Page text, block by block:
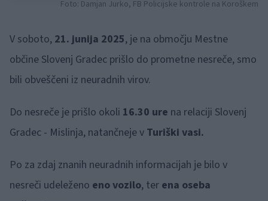
Foto: Damjan Jurko, FB Policijske kontrole na Koroškem
V soboto, 21. junija 2025, je na območju Mestne
občine Slovenj Gradec prišlo do prometne nesreče, smo
bili obveščeni iz neuradnih virov.
Do nesreče je prišlo okoli 16.30 ure na relaciji Slovenj
Gradec - Mislinja, natančneje v Turiški vasi.
Po za zdaj znanih neuradnih informacijah je bilo v
nesreči udeleženo eno vozilo, ter ena oseba